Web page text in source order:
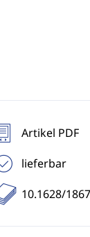
Artikel PDF
lieferbar
10.1628/